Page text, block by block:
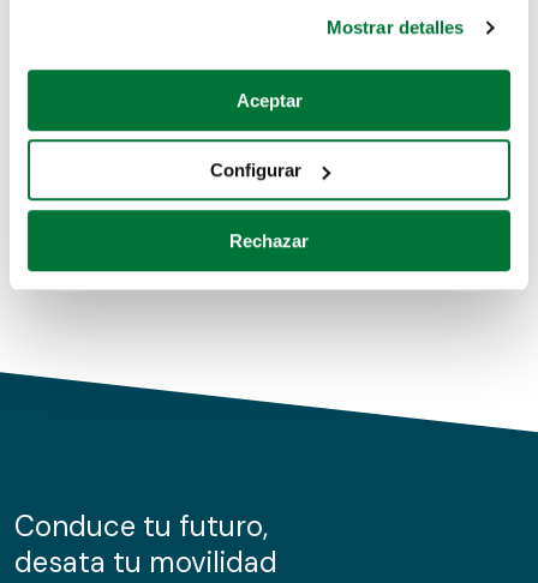
Si lo permite, también quisiéramos:
Recopilar información sobre su ubicación geográfica
Identificar su dispositivo analizándolo activamente
para buscar características específicas (huellas
Obtenga más información sobre cómo se procesan sus
de cookies.
información sobre el uso que haga del sitio web con
nuestros partners de redes sociales, publicidad y análisis
Mostrar detalles
Aceptar
Configurar
Rechazar
Coches de segunda mano
Coches de km0
Conduce tu futuro,
desata tu movilidad